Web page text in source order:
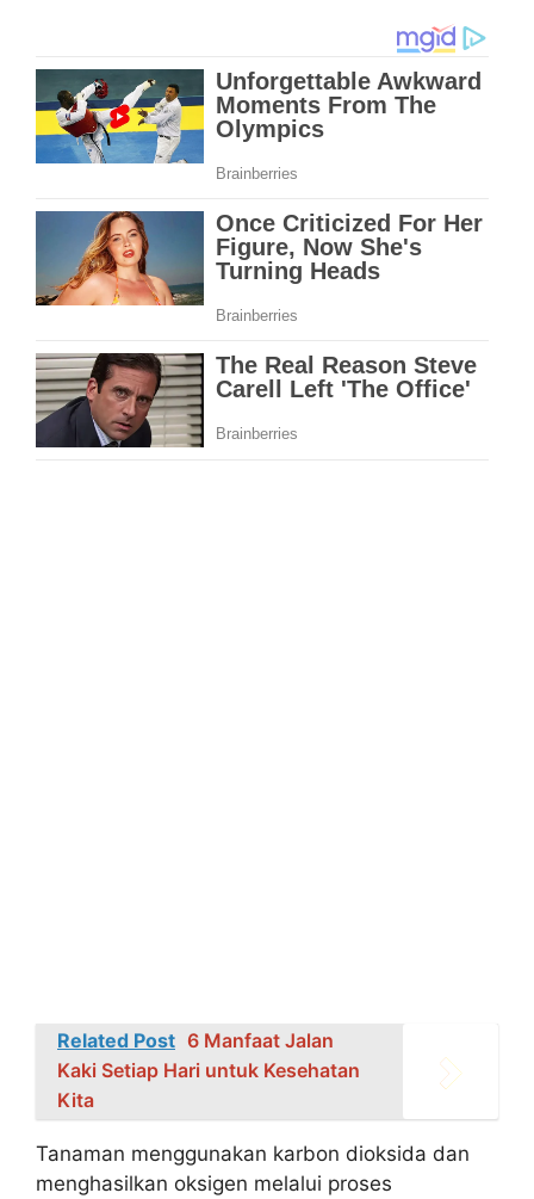
Related Post 6 Manfaat Jalan
Kaki Setiap Hari untuk Kesehatan
Kita
Tanaman menggunakan karbon dioksida dan
menghasilkan oksigen melalui proses